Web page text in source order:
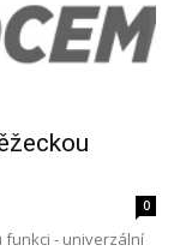
0
funkci - univerzální